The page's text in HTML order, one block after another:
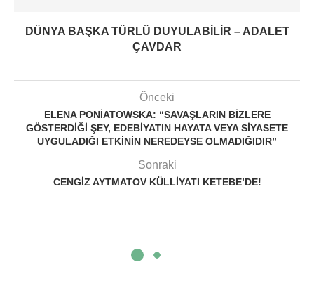
DÜNYA BAŞKA TÜRLÜ DUYULABILIR – ADALET
ÇAVDAR
Önceki
ELENA PONIATOWSKA: “SAVAŞLARIN BIZLERE
GÖSTERDIĞI ŞEY, EDEBIYATIN HAYATA VEYA SIYASETE
UYGULADIĞI ETKININ NEREDEYSE OLMADIĞIDIR”
Sonraki
CENGIZ AYTMATOV KÜLLIYATI KETEBE’DE!